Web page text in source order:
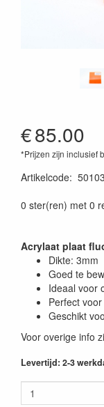
€85.00
*Prijzen zijn inclusief
Artikelcode:
0 ster(ren) met 0
Acrylaat plaat
Dikte: 3mm
Goed te
Ideaal voor
Perfect
Geschikt
Voor overige info
Levertijd: 2-3